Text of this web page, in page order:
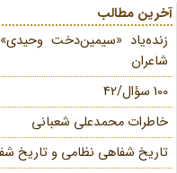
آخرین مطالب
زنده‌یاد «سیمین‌دخت
شاعران
100 سؤال/42
خاطرات محمد‌علی شعبانی
تاریخ شفاهی نظامی و تاریخ